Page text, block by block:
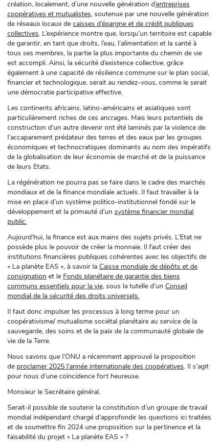
création, localement, d’une nouvelle génération d’entreprises
coopératives et mutualistes, soutenue par une nouvelle génération
de réseaux locaux de caisses d’épargne et de crédit publiques
collectives. L’expérience montre que, lorsqu’un territoire est capable
de garantir, en tant que droits, l’eau, l’alimentation et la santé à
tous ses membres, la partie la plus importante du chemin de vie
est accompli. Ainsi, la sécurité d’existence collective, grâce
également à une capacité de résilience commune sur le plan social,
financier et technologique, serait au rendez-vous, comme le serait
une démocratie participative effective.
Les continents africains, latino-américains et asiatiques sont
particulièrement riches de ces ancrages. Mais leurs potentiels de
construction d’un autre devenir ont été laminés par la violence de
l’accaparement prédateur des terres et des eaux par les groupes
économiques et technocratiques dominants au nom des impératifs
de la globalisation de leur économie de marché et de la puissance
de leurs Etats.
La régénération ne pourra pas se faire dans le cadre des marchés
mondiaux et de la finance mondiale actuels. Il faut travailler à la
mise en place d’un système politico-institutionnel fondé sur le
développement et la primauté d’un système financier mondial
public.
Aujourd’hui, la finance est aux mains des sujets privés. L’Etat ne
possède plus le pouvoir de créer la monnaie. Il faut créer des
institutions financières publiques cohérentes avec les objectifs de
« La planète EAS », à savoir la Caisse mondiale de dépôts et de
consignation et le Fonds planétaire de garantie des biens
communs essentiels pour la vie, sous la tutelle d’un Conseil
mondial de la sécurité des droits universels.
Il faut donc impulser les processus à long terme pour un
coopérativisme/ mutualisme sociétal planétaire au service de la
sauvegarde, des soins et de la paix de la communauté globale de
vie de la Terre.
Nous savons que l’ONU a récemment approuvé la proposition
de proclamer 2025 l’année internationale des coopératives. Il s’agit
pour nous d’une coïncidence fort heureuse.
Monsieur le Secrétaire général,
Serait-il possible de soutenir la constitution d’un groupe de travail
mondial indépendant chargé d’approfondir les questions ici traitées
et de soumettre fin 2024 une proposition sur la pertinence et la
faisabilité du projet « La planète EAS » ?